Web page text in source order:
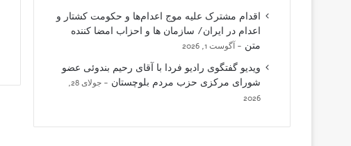
اقدام مشترک علیه موج اعدام‌ها و حکومت کشتار و
اعدام در ایران/ سازمان ها و احزاب امضا کننده
متن
آگوست 1, 2026
ویدیو گفتگوی رادیو فردا با آقای رحیم بندوئی عضو
شورای مرکزی حزب مردم بلوچستان
جولای 28,
2026